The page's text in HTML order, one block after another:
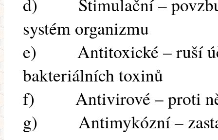
systém organizmu
e) Antitoxické – ruší
bakteriálních toxinů
f) Antivirové – proti
g) Antimykózní –